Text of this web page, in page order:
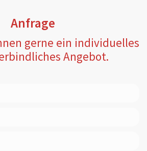
Anfrage
gerne ein individuelles
Angebot.